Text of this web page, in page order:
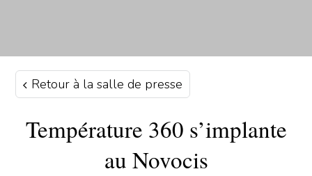
Retour à la salle de presse
Température 360 s’implante
au Novocis